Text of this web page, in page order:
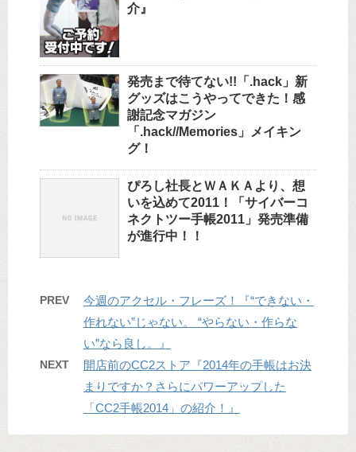
介』
発売まで待てない!!「.hack」新
グッズはこうやってできた！感
謝記念マガジン
「.hack//Memories」メイキン
グ！
ぴろし社長とＷＡＫＡより、想
いを込めて2011！「サイバーコ
ネクトツー手帳2011」発売準備
が進行中！！
PREV
今週のアクセル・フレーズ！『“できない・
作れない”じゃない。 “やらない・作らな
い”なら良し。』
NEXT
開店前のCC2ストア『2014年の手帳はお決
まりですか？さらにパワーアップした
「CC2手帳2014」の紹介！』